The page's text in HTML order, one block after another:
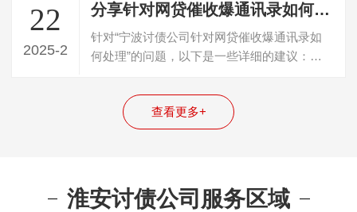
22
2025-2
分享针对网贷催收爆通讯录如何处理
针对“宁波讨债公司针对网贷催收爆通讯录如
何处理”的问题，以下是一些详细的建议：
查看更多+
淮安讨债公司服务区域